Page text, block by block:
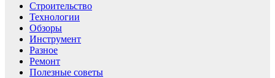
Строительство
Технологии
Обзоры
Инструмент
Разное
Ремонт
Полезные советы